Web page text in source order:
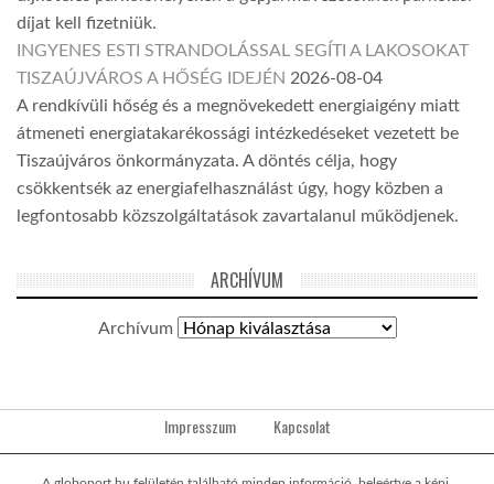
díjat kell fizetniük.
INGYENES ESTI STRANDOLÁSSAL SEGÍTI A LAKOSOKAT
TISZAÚJVÁROS A HŐSÉG IDEJÉN 2026-08-04
A rendkívüli hőség és a megnövekedett energiaigény miatt
átmeneti energiatakarékossági intézkedéseket vezetett be
Tiszaújváros önkormányzata. A döntés célja, hogy
csökkentsék az energiafelhasználást úgy, hogy közben a
legfontosabb közszolgáltatások zavartalanul működjenek.
ARCHÍVUM
Archívum
Impresszum Kapcsolat